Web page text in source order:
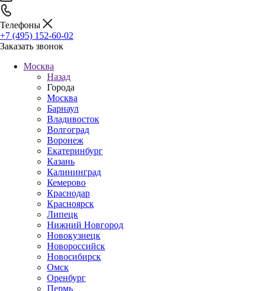
Телефоны
+7 (495) 152-60-02
Заказать звонок
Москва
Назад
Города
Москва
Барнаул
Владивосток
Волгоград
Воронеж
Екатеринбург
Казань
Калининград
Кемерово
Краснодар
Красноярск
Липецк
Нижний Новгород
Новокузнецк
Новороссийск
Новосибирск
Омск
Оренбург
Пермь